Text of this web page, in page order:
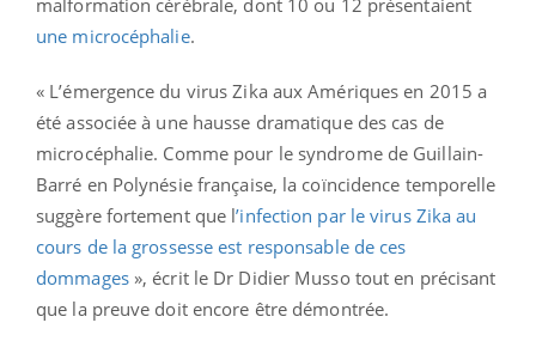
une microcéphalie.
« L’émergence du virus Zika aux Amériques en 2015 a
été associée à une hausse dramatique des cas de
microcéphalie. Comme pour le syndrome de Guillain-
Barré en Polynésie française, la coïncidence temporelle
suggère fortement que l’infection par le virus Zika au
cours de la grossesse est responsable de ces
dommages», écrit le Dr Didier Musso tout en précisant
que la preuve doit encore être démontrée.